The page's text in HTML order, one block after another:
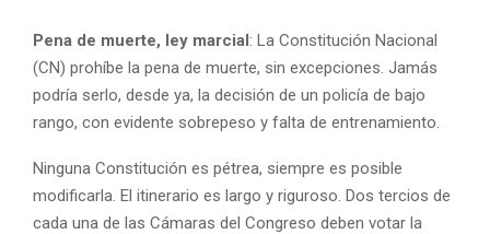
Pena de muerte, ley marcial: La Constitución Nacional
(CN) prohíbe la pena de muerte, sin excepciones. Jamás
podría serlo, desde ya, la decisión de un policía de bajo
rango, con evidente sobrepeso y falta de entrenamiento.
Ninguna Constitución es pétrea, siempre es posible
modificarla. El itinerario es largo y riguroso. Dos tercios de
cada una de las Cámaras del Congreso deben votar la